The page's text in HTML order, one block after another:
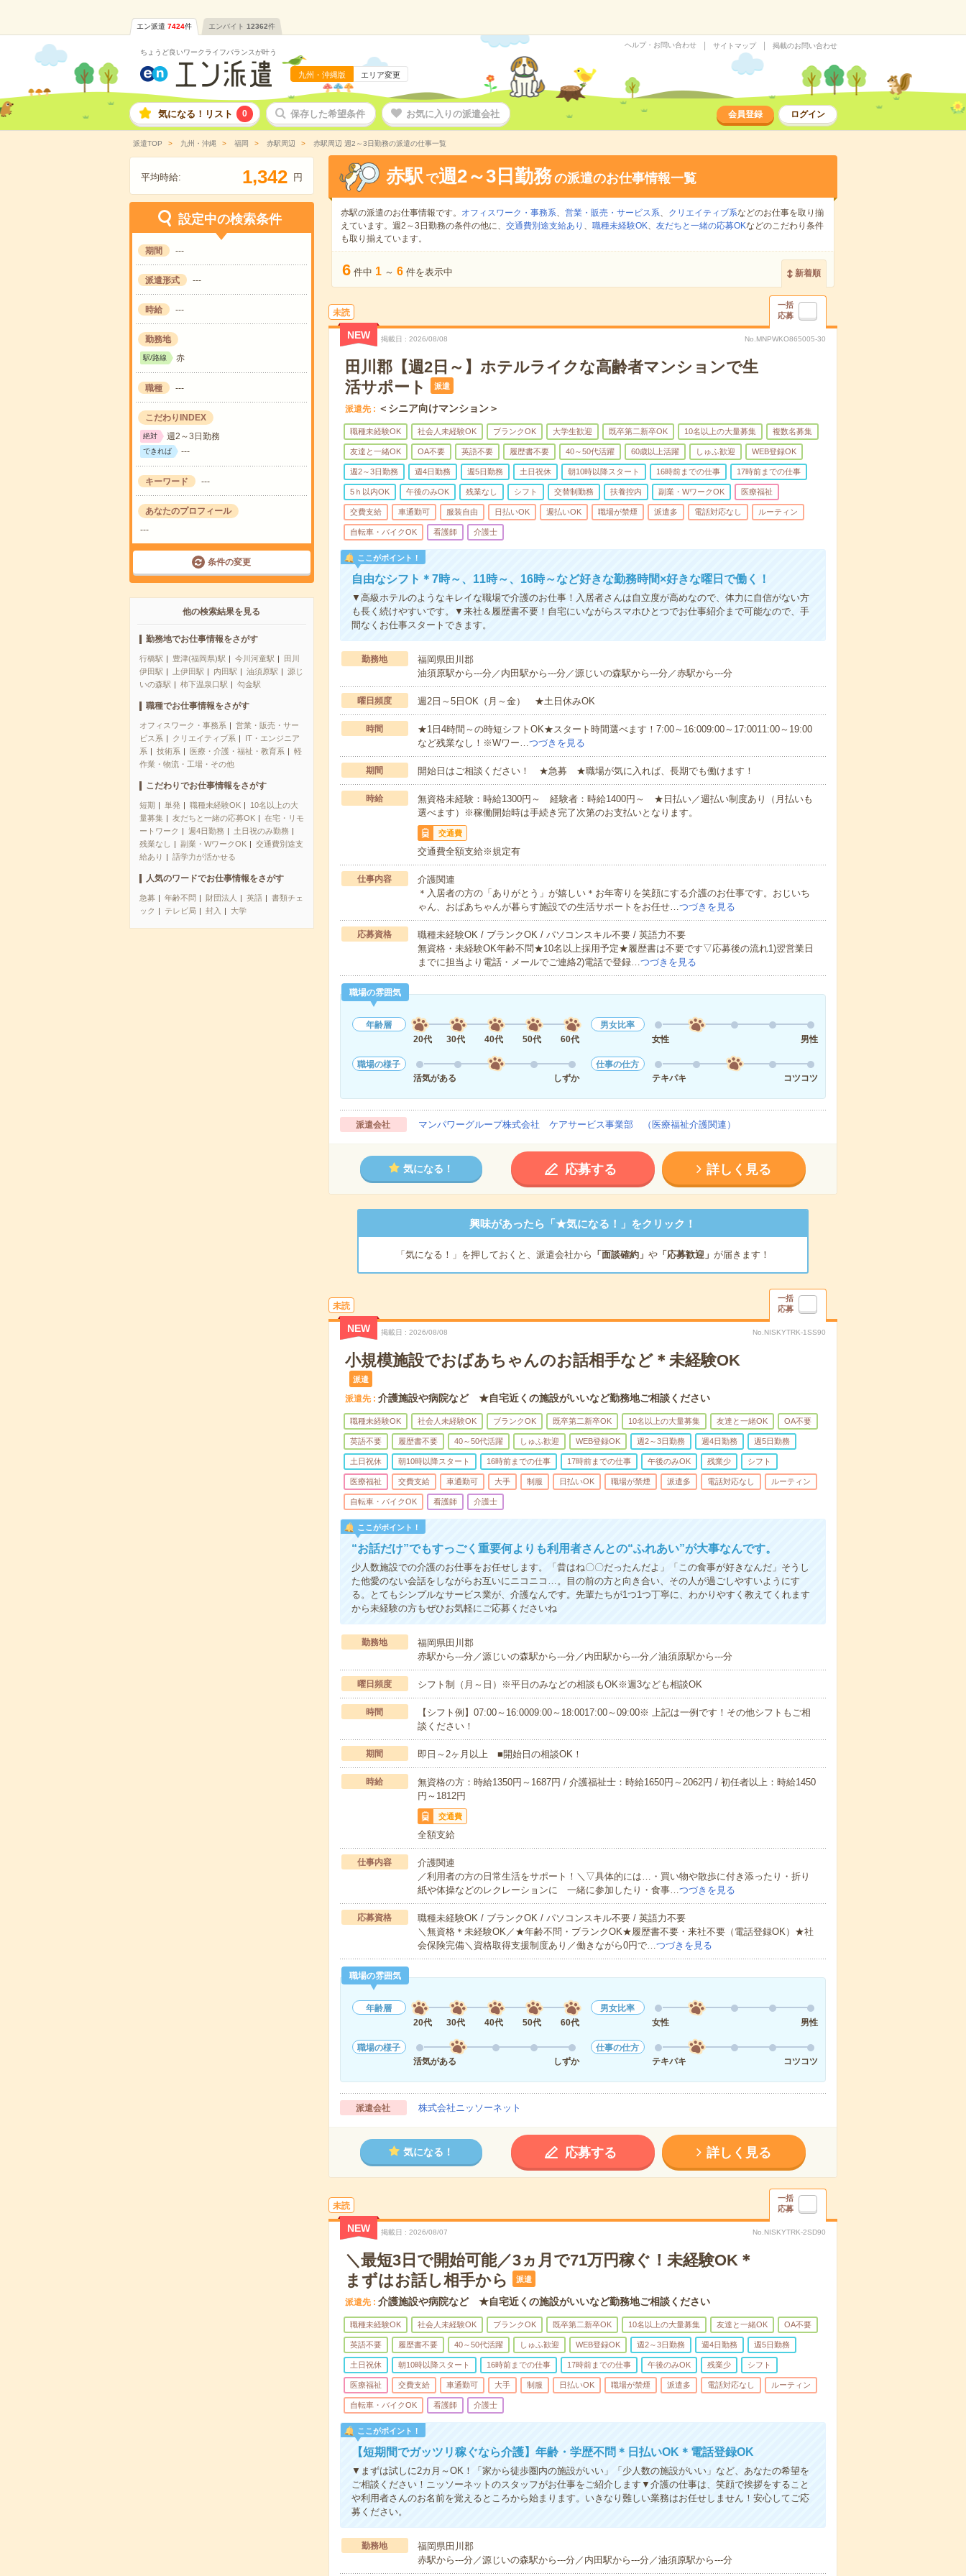
エン派遣 7424件 エンバイト 12362件
ちょうど良いワークライフバランスが叶う
九州・沖縄版 エリア変更
ヘルプ・お問い合わせ サイトマップ 掲載のお問い合わせ
気になる！リスト 0 保存した希望条件 お気に入りの派遣会社 会員登録 ログイン
派遣TOP 九州・沖縄 福岡 赤駅周辺 赤駅周辺 週2～3日勤務の派遣の仕事一覧
平均時給: 1,342 円
設定中の検索条件
期間 ---
派遣形式 ---
時給 ---
勤務地
駅/路線 赤
職種 ---
こだわりINDEX
絶対 週2～3日勤務
できれば ---
キーワード ---
あなたのプロフィール
---
条件の変更
他の検索結果を見る
勤務地でお仕事情報をさがす
行橋駅 豊津(福岡県)駅 今川河童駅
田川
伊田駅
上伊田駅 内田駅 油須原駅
源じ
いの森駅
柿下温泉口駅 勾金駅
職種でお仕事情報をさがす
オフィスワーク・事務系
営業・販売・サー
ビス系
クリエイティブ系
IT・エンジニア
系
技術系 医療・介護・福祉・教育系
軽
作業・物流・工場・その他
こだわりでお仕事情報をさがす
短期 単発 職種未経験OK
10名以上の大
量募集
友だちと一緒の応募OK
在宅・リモ
ートワーク
週4日勤務
土日祝のみ勤務
残業なし
副業・WワークOK
交通費別途支
給あり
語学力が活かせる
人気のワードでお仕事情報をさがす
急募 年齢不問 財団法人 英語
書類チェ
ック
テレビ局 封入 大学
赤駅 で週2～3日勤務の派遣のお仕事情報一覧
赤駅の派遣のお仕事情報です。 オフィスワーク・事務系、 営業・販売・サービス系、 クリエイティブ系などのお仕事を取り揃
えています。週2～3日勤務の条件の他に、 交通費別途支給あり 、 職種未経験OK、 友だちと一緒の応募OKなどのこだわり条件
も取り揃えています。
6 件中 1 ～ 6 件を表示中 新着順
未読
一括
応募
NEW 掲載日 2026/08/08 No.MNPWKO865005-30
田川郡【週2日～】ホテルライクな高齢者マンションで生
活サポート
派遣
派遣先 ＜シニア向けマンション＞
職種未経験OK 社会人未経験OK ブランクOK 大学生歓迎 既卒第二新卒OK 10名以上の大量募集 複数名募集
友達と一緒OK OA不要 英語不要 履歴書不要 40～50代活躍 60歳以上活躍 しゅふ歓迎 WEB登録OK
週2～3日勤務 週4日勤務 週5日勤務 土日祝休 朝10時以降スタート 16時前までの仕事 17時前までの仕事
5ｈ以内OK 午後のみOK 残業なし シフト 交替制勤務 扶養控内 副業・WワークOK 医療福祉
交費支給 車通勤可 服装自由 日払いOK 週払いOK 職場が禁煙 派遣多 電話対応なし ルーティン
自転車・バイクOK 看護師 介護士
ここがポイント！
自由なシフト＊7時～、11時～、16時～など好きな勤務時間×好きな曜日で働く！
▼高級ホテルのようなキレイな職場で介護のお仕事！入居者さんは自立度が高めなので、体力に自信がない方
も長く続けやすいです。▼来社＆履歴書不要！自宅にいながらスマホひとつでお仕事紹介まで可能なので、手
間なくお仕事スタートできます。
勤務地
福岡県田川郡
油須原駅から---分／内田駅から---分／源じいの森駅から---分／赤駅から---分
曜日頻度 週2日～5日OK（月～金） ★土日休みOK
時間
★1日4時間～の時短シフトOK★スタート時間選べます！7:00～16:009:00～17:0011:00～19:00
など残業なし！※Wワー…つづきを見る
期間 開始日はご相談ください！ ★急募 ★職場が気に入れば、長期でも働けます！
時給
無資格未経験：時給1300円～ 経験者：時給1400円～ ★日払い／週払い制度あり（月払いも
選べます）※稼働開始時は手続き完了次第のお支払いとなります。
交通費
交通費全額支給※規定有
仕事内容
介護関連
＊入居者の方の「ありがとう」が嬉しい＊お年寄りを笑顔にする介護のお仕事です。おじいち
ゃん、おばあちゃんが暮らす施設での生活サポートをお任せ…つづきを見る
応募資格
職種未経験OK / ブランクOK / パソコンスキル不要 / 英語力不要
無資格・未経験OK年齢不問★10名以上採用予定★履歴書は不要です▽応募後の流れ1)翌営業日
までに担当より電話・メールでご連絡2)電話で登録…つづきを見る
職場の雰囲気
年齢層
20代
30代 40代 50代 60代
男女比率
女性
男性
職場の様子
活気がある
しずか
仕事の仕方
テキパキ
コツコツ
派遣会社 マンパワーグループ株式会社 ケアサービス事業部 （医療福祉介護関連）
気になる！ 応募する 詳しく見る
興味があったら「★気になる！」をクリック！
「気になる！」を押しておくと、派遣会社から 「面談確約」 や「応募歓迎」 が届きます！
未読
一括
応募
NEW 掲載日 2026/08/08 No.NISKYTRK-1SS90
小規模施設でおばあちゃんのお話相手など＊未経験OK
派遣
派遣先 介護施設や病院など ★自宅近くの施設がいいなど勤務地ご相談ください
職種未経験OK 社会人未経験OK ブランクOK 既卒第二新卒OK 10名以上の大量募集 友達と一緒OK OA不要
英語不要 履歴書不要 40～50代活躍 しゅふ歓迎 WEB登録OK 週2～3日勤務 週4日勤務 週5日勤務
土日祝休 朝10時以降スタート 16時前までの仕事 17時前までの仕事 午後のみOK 残業少 シフト
医療福祉 交費支給 車通勤可 大手 制服 日払いOK 職場が禁煙 派遣多 電話対応なし ルーティン
自転車・バイクOK 看護師 介護士
ここがポイント！
“お話だけ”でもすっごく重要何よりも利用者さんとの“ふれあい”が大事なんです。
少人数施設での介護のお仕事をお任せします。「昔はね〇〇だったんだよ」「この食事が好きなんだ」そうし
た他愛のない会話をしながらお互いにニコニコ…。目の前の方と向き合い、その人が過ごしやすいようにす
る。とてもシンプルなサービス業が、介護なんです。先輩たちが1つ1つ丁寧に、わかりやすく教えてくれます
から未経験の方もぜひお気軽にご応募くださいね
勤務地
福岡県田川郡
赤駅から---分／源じいの森駅から---分／内田駅から---分／油須原駅から---分
曜日頻度 シフト制（月～日）※平日のみなどの相談もOK※週3なども相談OK
時間
【シフト例】07:00～16:0009:00～18:0017:00～09:00※ 上記は一例です！その他シフトもご相
談ください！
期間 即日～2ヶ月以上 ■開始日の相談OK！
時給
無資格の方：時給1350円～1687円 / 介護福祉士：時給1650円～2062円 / 初任者以上：時給1450
円～1812円
交通費
全額支給
仕事内容
介護関連
／利用者の方の日常生活をサポート！＼▽具体的には…・買い物や散歩に付き添ったり・折り
紙や体操などのレクレーションに 一緒に参加したり・食事…つづきを見る
応募資格
職種未経験OK / ブランクOK / パソコンスキル不要 / 英語力不要
＼無資格＊未経験OK／★年齢不問・ブランクOK★履歴書不要・来社不要（電話登録OK）★社
会保険完備＼資格取得支援制度あり／働きながら0円で…つづきを見る
職場の雰囲気
年齢層
20代
30代 40代 50代 60代
男女比率
女性
男性
職場の様子
活気がある
しずか
仕事の仕方
テキパキ
コツコツ
派遣会社 株式会社ニッソーネット
気になる！ 応募する 詳しく見る
未読
一括
応募
NEW 掲載日 2026/08/07 No.NISKYTRK-2SD90
＼最短3日で開始可能／3ヵ月で71万円稼ぐ！未経験OK＊
まずはお話し相手から
派遣
派遣先 介護施設や病院など ★自宅近くの施設がいいなど勤務地ご相談ください
職種未経験OK 社会人未経験OK ブランクOK 既卒第二新卒OK 10名以上の大量募集 友達と一緒OK OA不要
英語不要 履歴書不要 40～50代活躍 しゅふ歓迎 WEB登録OK 週2～3日勤務 週4日勤務 週5日勤務
土日祝休 朝10時以降スタート 16時前までの仕事 17時前までの仕事 午後のみOK 残業少 シフト
医療福祉 交費支給 車通勤可 大手 制服 日払いOK 職場が禁煙 派遣多 電話対応なし ルーティン
自転車・バイクOK 看護師 介護士
ここがポイント！
【短期間でガッツリ稼ぐなら介護】年齢・学歴不問＊日払いOK＊電話登録OK
▼まずは試しに2カ月～OK！「家から徒歩圏内の施設がいい」「少人数の施設がいい」など、あなたの希望を
ご相談ください！ニッソーネットのスタッフがお仕事をご紹介します▼介護の仕事は、笑顔で挨拶をすること
や利用者さんのお名前を覚えるところから始まります。いきなり難しい業務はお任せしません！安心してご応
募ください。
勤務地
福岡県田川郡
赤駅から---分／源じいの森駅から---分／内田駅から---分／油須原駅から---分